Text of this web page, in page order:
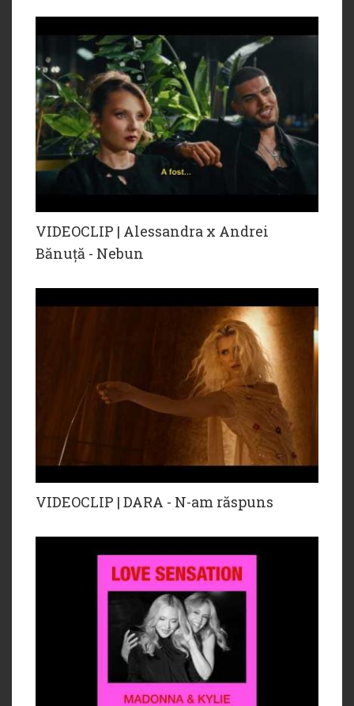
VIDEOCLIP | Alessandra x Andrei
Bănuță - Nebun
VIDEOCLIP | DARA - N-am răspuns